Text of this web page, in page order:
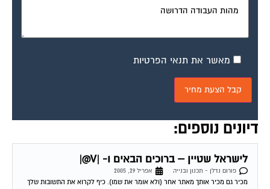
מאשר את תנאי הפרטיות
דיונים נוספים:
לישראל שטיין – ברוכים הבאים ו- |V@|
פורום נדלן - תכנון ובנייה
אפריל 29, 2005
מכיר גם מכיר אותך מאתר אחר (ולא אומר את שמו). כיף לקרוא את התשובות שלך